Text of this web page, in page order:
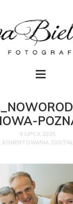
9 LIPCA 2025
KOMENTOWANIA